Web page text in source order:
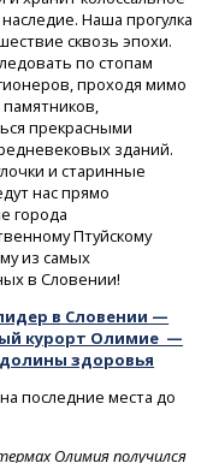
Наша прогулка
сквозь эпохи.
по стопам
проходя мимо
прекрасными
зданий.
и старинные
нас прямо
города
Птуйскому
из самых
в Словении!
в Словении —
курорт Олимие —
здоровья
последние места до
Олимия получился